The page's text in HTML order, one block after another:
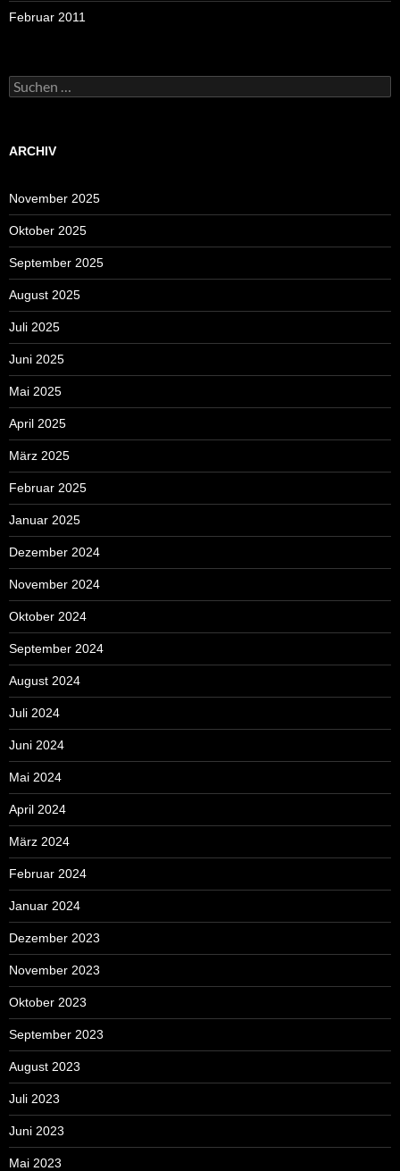
Februar 2011
Suchen
nach:
ARCHIV
November 2025
Oktober 2025
September 2025
August 2025
Juli 2025
Juni 2025
Mai 2025
April 2025
März 2025
Februar 2025
Januar 2025
Dezember 2024
November 2024
Oktober 2024
September 2024
August 2024
Juli 2024
Juni 2024
Mai 2024
April 2024
März 2024
Februar 2024
Januar 2024
Dezember 2023
November 2023
Oktober 2023
September 2023
August 2023
Juli 2023
Juni 2023
Mai 2023